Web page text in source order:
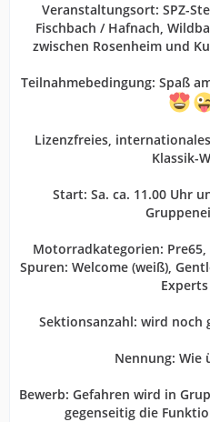
Veranstaltungsort: SPZ-
Fischbach / Hafnach,
zwischen Rosenheim und
Teilnahmebedingung: Spaß
Lizenzfreies,
Klassik-
Start: Sa. ca. 11.00 Uhr
Motorradkategorien:
Spuren: Welcome (weiß),
Sektionsanzahl: wird noch
Nennung: Wie
Bewerb: Gefahren wird in
gegenseitig die